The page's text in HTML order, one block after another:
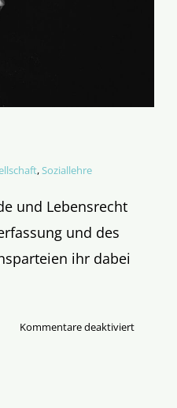
,Soziallehre
und Lebensrecht
und des
ihr dabei
Kommentare deaktiviertfür